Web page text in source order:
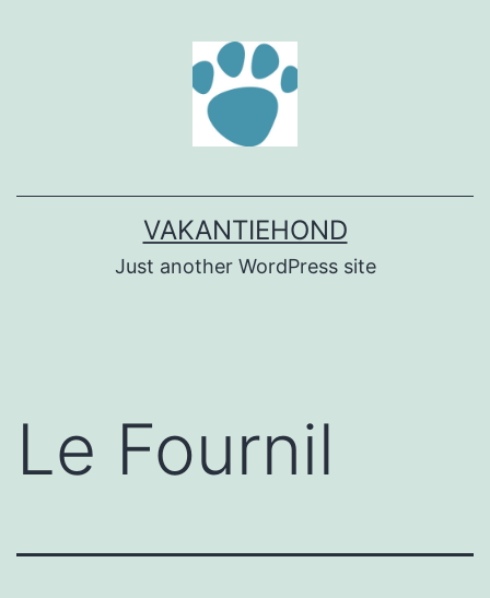
VAKANTIEHOND
Just another WordPress site
Le Fournil